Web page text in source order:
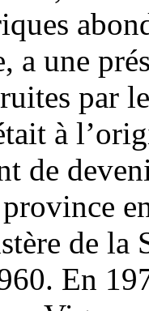
a une
par
à
de
de la
En